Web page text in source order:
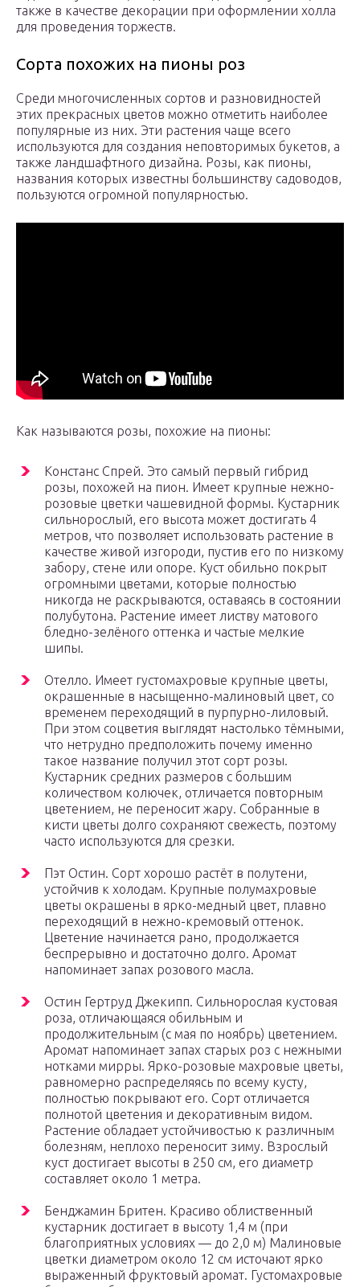
также в качестве декорации при оформлении холла
для проведения торжеств.
Сорта похожих на пионы роз
Среди многочисленных сортов и разновидностей
этих прекрасных цветов можно отметить наиболее
популярные из них. Эти растения чаще всего
используются для создания неповторимых букетов, а
также ландшафтного дизайна. Розы, как пионы,
названия которых известны большинству садоводов,
пользуются огромной популярностью.
Как называются розы, похожие на пионы:
Констанс Спрей. Это самый первый гибрид
розы, похожей на пион. Имеет крупные нежно-
розовые цветки чашевидной формы. Кустарник
сильнорослый, его высота может достигать 4
метров, что позволяет использовать растение в
качестве живой изгороди, пустив его по низкому
забору, стене или опоре. Куст обильно покрыт
огромными цветами, которые полностью
никогда не раскрываются, оставаясь в состоянии
полубутона. Растение имеет листву матового
бледно-зелёного оттенка и частые мелкие
шипы.
Отелло. Имеет густомахровые крупные цветы,
окрашенные в насыщенно-малиновый цвет, со
временем переходящий в пурпурно-лиловый.
При этом соцветия выглядят настолько тёмными,
что нетрудно предположить почему именно
такое название получил этот сорт розы.
Кустарник средних размеров с большим
количеством колючек, отличается повторным
цветением, не переносит жару. Собранные в
кисти цветы долго сохраняют свежесть, поэтому
часто используются для срезки.
Пэт Остин. Сорт хорошо растёт в полутени,
устойчив к холодам. Крупные полумахровые
цветы окрашены в ярко-медный цвет, плавно
переходящий в нежно-кремовый оттенок.
Цветение начинается рано, продолжается
беспрерывно и достаточно долго. Аромат
напоминает запах розового масла.
Остин Гертруд Джекипп. Сильнорослая кустовая
роза, отличающаяся обильным и
продолжительным (с мая по ноябрь) цветением.
Аромат напоминает запах старых роз с нежными
нотками мирры. Ярко-розовые махровые цветы,
равномерно распределяясь по всему кусту,
полностью покрывают его. Сорт отличается
полнотой цветения и декоративным видом.
Растение обладает устойчивостью к различным
болезням, неплохо переносит зиму. Взрослый
куст достигает высоты в 250 см, его диаметр
составляет около 1 метра.
Бенджамин Бритен. Красиво облиственный
кустарник достигает в высоту 1,4 м (при
благоприятных условиях — до 2,0 м) Малиновые
цветки диаметром около 12 см источают ярко
выраженный фруктовый аромат. Густомахровые